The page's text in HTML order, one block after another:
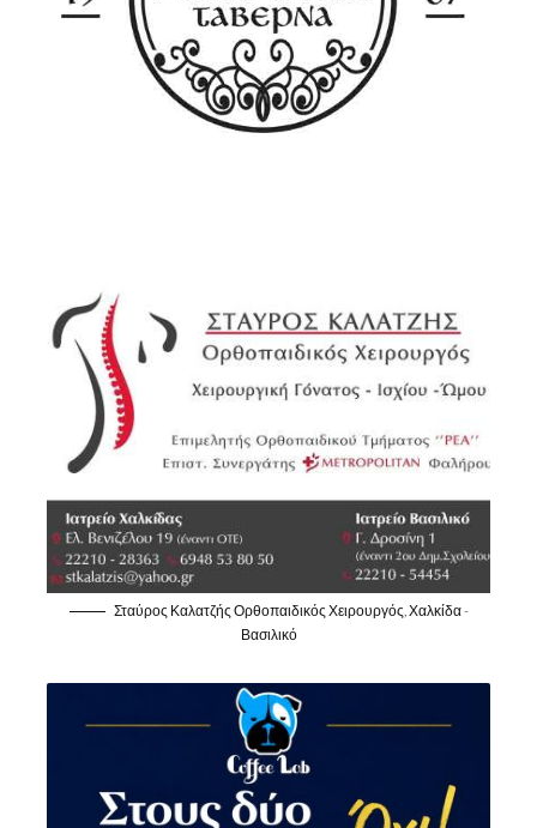
Σταύρος Καλατζής Ορθοπαιδικός Χειρουργός, Χαλκίδα -
Βασιλικό